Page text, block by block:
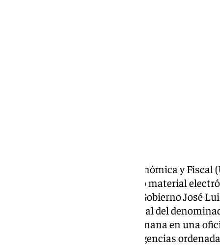
La Unidad de Delincuencia Económica y Fiscal
intervino joyas, relojes y diverso material
despacho del expresidente del Gobierno José
marco de la investigación judicial del
policial tuvo lugar la pasada semana en una
Madrid y forma parte de las diligencias